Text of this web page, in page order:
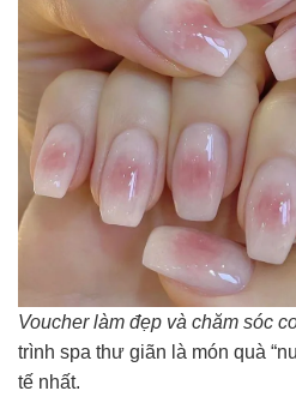
Voucher làm đẹp và chăm sóc
trình spa thư giãn là món quà
tế nhất.